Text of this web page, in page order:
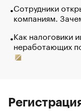
Сотрудники
компаниям.
Как налоговики
неработающих